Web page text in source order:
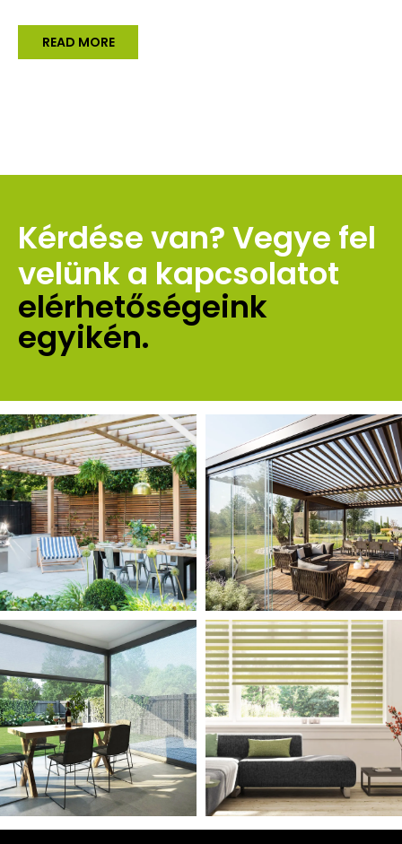
READ MORE
Kérdése van? Vegye fel
velünk a kapcsolatot
elérhetőségeink
egyikén.